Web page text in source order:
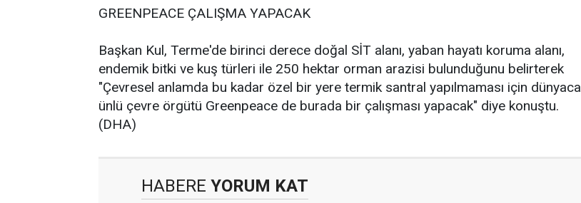
GREENPEACE ÇALIŞMA YAPACAK
Başkan Kul, Terme'de birinci derece doğal SİT alanı, yaban hayatı koruma alanı,
endemik bitki ve kuş türleri ile 250 hektar orman arazisi bulunduğunu belirterek
"Çevresel anlamda bu kadar özel bir yere termik santral yapılmaması için dünyaca
ünlü çevre örgütü Greenpeace de burada bir çalışması yapacak" diye konuştu.
(DHA)
HABERE YORUM KAT